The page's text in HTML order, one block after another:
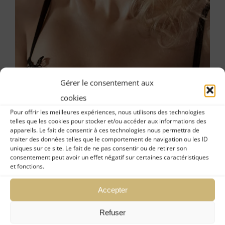
Gérer le consentement aux
cookies
Pour offrir les meilleures expériences, nous utilisons des technologies
telles que les cookies pour stocker et/ou accéder aux informations des
appareils. Le fait de consentir à ces technologies nous permettra de
traiter des données telles que le comportement de navigation ou les ID
uniques sur ce site. Le fait de ne pas consentir ou de retirer son
consentement peut avoir un effet négatif sur certaines caractéristiques
et fonctions.
Accepter
Refuser
Soutien-gorge Corbeille en Broderie
JOY